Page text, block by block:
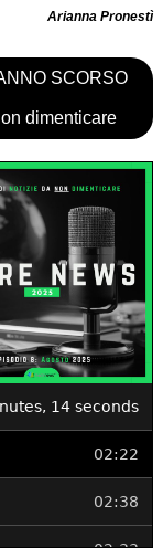
Arianna Pronestì
SCORSO
dimenticare